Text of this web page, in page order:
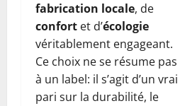
fabrication locale, de
confort et d’écologie
véritablement engageant.
Ce choix ne se résume pas
à un label: il s’agit d’un vrai
pari sur la durabilité, le